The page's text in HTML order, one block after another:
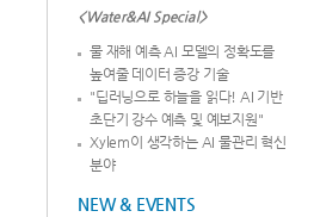
<Water&AI Special>
물 재해 예측 AI 모델의 정확도를
높여줄 데이터 증강 기술
"딥러닝으로 하늘을 읽다! AI 기반
초단기 강수 예측 및 예보지원"
Xylem이 생각하는 AI 물관리 혁신
분야
NEW & EVENTS